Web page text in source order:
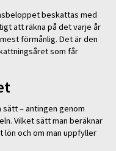
beskattas med
att räkna på det varje år
förmånlig. Det är den
som får
– antingen genom
Vilket sätt man beräknar
lön och om man uppfyller